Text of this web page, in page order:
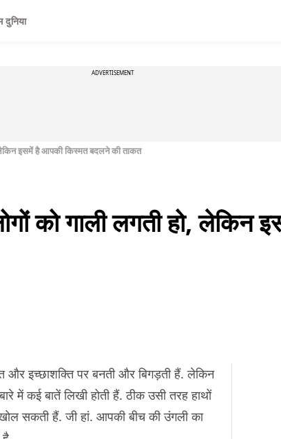
दुनिया
ADVERTISEMENT
लेकिन इसमें है आपकी किस्मत बदलने की ताकत
को गाली लगती हो, लेकिन
इच्छाशक्ति पर बनती और बिगड़ती हैं. लेकिन
में कई बातें लिखी होती हैं. ठीक उसी तरह हाथों
सकती हैं. जी हां. आपकी बीच की उंगली का